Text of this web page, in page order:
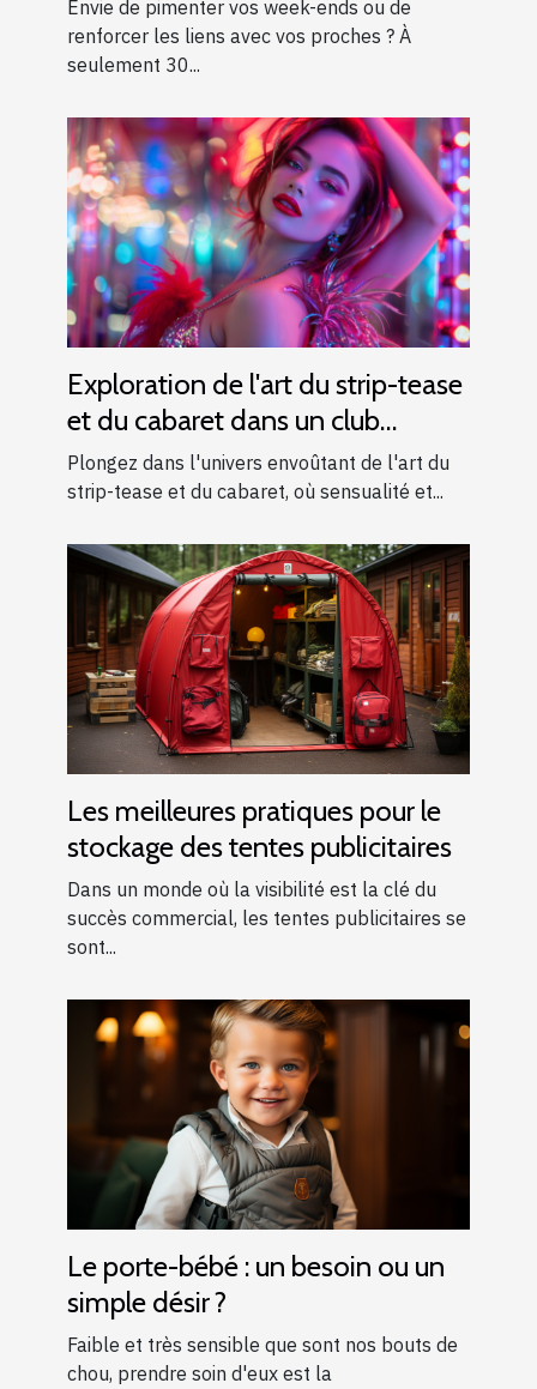
Provence !
Envie de pimenter vos week-ends ou de
renforcer les liens avec vos proches ? À
seulement 30...
Exploration de l'art du strip-tease
et du cabaret dans un club
moderne
Plongez dans l'univers envoûtant de l'art du
strip-tease et du cabaret, où sensualité et...
Les meilleures pratiques pour le
stockage des tentes publicitaires
Dans un monde où la visibilité est la clé du
succès commercial, les tentes publicitaires se
sont...
Le porte-bébé : un besoin ou un
simple désir ?
Faible et très sensible que sont nos bouts de
chou, prendre soin d'eux est la